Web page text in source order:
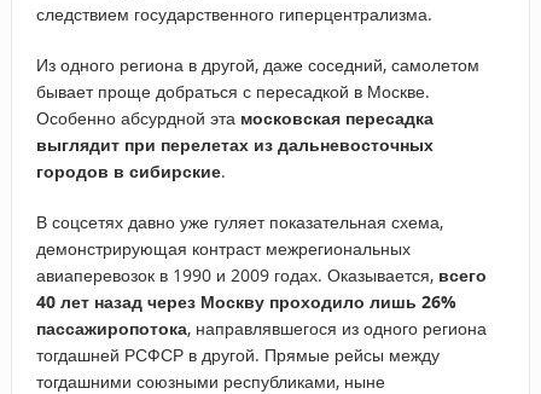
следствием государственного гиперцентрализма.
Из одного региона в другой, даже соседний, самолетом
бывает проще добраться с пересадкой в Москве.
Особенно абсурдной эта московская пересадка
выглядит при перелетах из дальневосточных
городов в сибирские.
В соцсетях давно уже гуляет показательная схема,
демонстрирующая контраст межрегиональных
авиаперевозок в 1990 и 2009 годах. Оказывается, всего
40 лет назад через Москву проходило лишь 26%
пассажиропотока, направлявшегося из одного региона
тогдашней РСФСР в другой. Прямые рейсы между
тогдашними союзными республиками, ныне